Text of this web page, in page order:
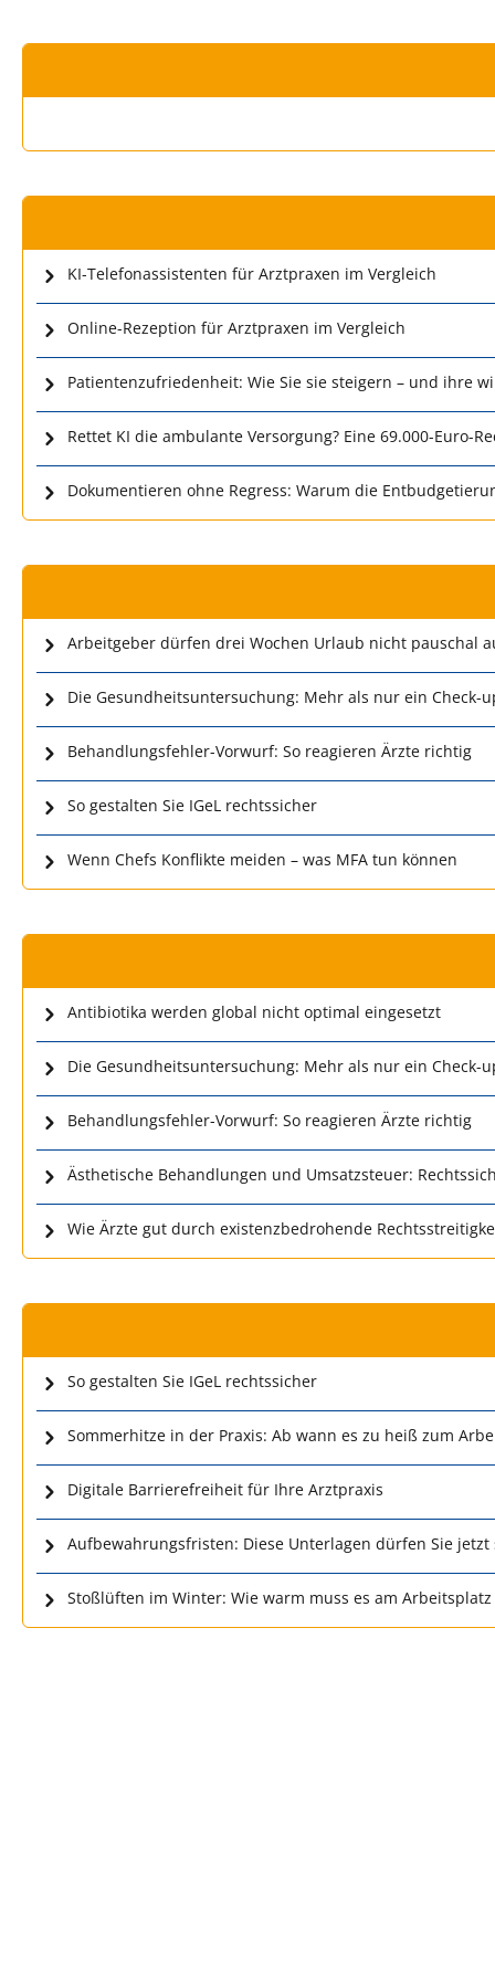
KI-Telefonassistenten für Arztpraxen im Vergleich
Online-Rezeption für Arztpraxen im Vergleich
Patientenzufriedenheit: Wie Sie sie steigern – und ihre
Rettet KI die ambulante Versorgung? Eine 69.000-Euro-
Dokumentieren ohne Regress: Warum die
Arbeitgeber dürfen drei Wochen Urlaub nicht pauschal
Die Gesundheitsuntersuchung: Mehr als nur ein Check-
Behandlungsfehler-Vorwurf: So reagieren Ärzte richtig
So gestalten Sie IGeL rechtssicher
Wenn Chefs Konflikte meiden – was MFA tun können
Antibiotika werden global nicht optimal eingesetzt
Die Gesundheitsuntersuchung: Mehr als nur ein Check-
Behandlungsfehler-Vorwurf: So reagieren Ärzte richtig
Ästhetische Behandlungen und Umsatzsteuer:
Wie Ärzte gut durch existenzbedrohende
So gestalten Sie IGeL rechtssicher
Sommerhitze in der Praxis: Ab wann es zu heiß zum
Digitale Barrierefreiheit für Ihre Arztpraxis
Aufbewahrungsfristen: Diese Unterlagen dürfen Sie
Stoßlüften im Winter: Wie warm muss es am Arbeitsplatz